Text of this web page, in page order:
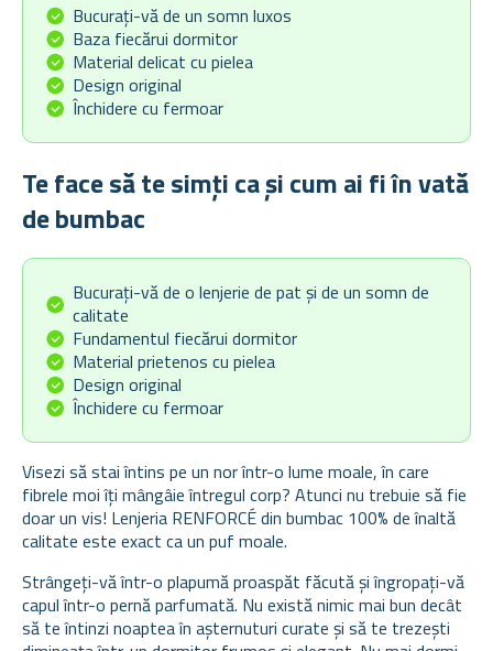
Bucurați-vă de un somn luxos
Baza fiecărui dormitor
Material delicat cu pielea
Design original
Închidere cu fermoar
Te face să te simți ca și cum ai fi în vată
de bumbac
Bucurați-vă de o lenjerie de pat și de un somn de
calitate
Fundamentul fiecărui dormitor
Material prietenos cu pielea
Design original
Închidere cu fermoar
Visezi să stai întins pe un nor într-o lume moale, în care
fibrele moi îți mângâie întregul corp? Atunci nu trebuie să fie
doar un vis! Lenjeria RENFORCÉ din bumbac 100% de înaltă
calitate este exact ca un puf moale.
Strângeți-vă într-o plapumă proaspăt făcută și îngropați-vă
capul într-o pernă parfumată. Nu există nimic mai bun decât
să te întinzi noaptea în așternuturi curate și să te trezești